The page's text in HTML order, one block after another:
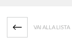
VAI ALLA LISTA